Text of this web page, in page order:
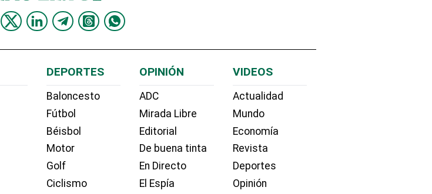
DEPORTES
Baloncesto
Fútbol
Béisbol
Motor
Golf
Ciclismo
OPINIÓN
ADC
Mirada Libre
Editorial
De buena tinta
En Directo
El Espía
VIDEOS
Actualidad
Mundo
Economía
Revista
Deportes
Opinión